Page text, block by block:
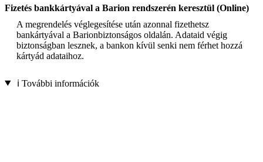
Fizetés bankkártyával a Barion rendszerén keresztül (Online)
A megrendelés véglegesítése után azonnal fizethetsz
bankártyával a Barionbiztonságos oldalán. Adataid végig
biztonságban lesznek, a bankon kívül senki nem férhet hozzá
kártyád adataihoz.
ℹ️ További információk